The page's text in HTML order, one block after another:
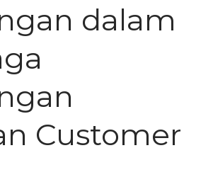
dalam
Customer